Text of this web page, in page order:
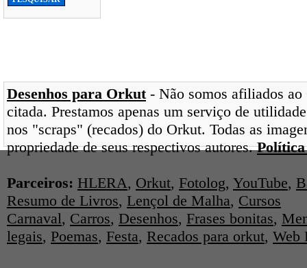
Desenhos para Orkut- Não somos afiliados
citada. Prestamos apenas um serviço de
nos "scraps" (recados) do Orkut. Todas as
propriedade de seus respectivos autores.
Parceiros: HLERA, Orkut, Fotolog, YouTube,
Resumo de Livros, Lençol de Malha, Cursos
Carnaval, Carros, Desenhos, Frases bonitas,
legais, Poemas, Festa, Recados para orkut, Web